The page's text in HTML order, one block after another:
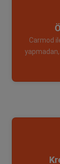
Carmod